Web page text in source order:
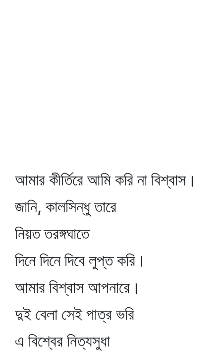
আমার কীর্তিরে আমি করি না বিশ্বাস।
জানি, কালসিন্ধু তারে
নিয়ত তরঙ্গঘাতে
দিনে দিনে দিবে লুপ্ত করি।
আমার বিশ্বাস আপনারে।
দুই বেলা সেই পাত্র ভরি
এ বিশ্বের নিত্যসুধা